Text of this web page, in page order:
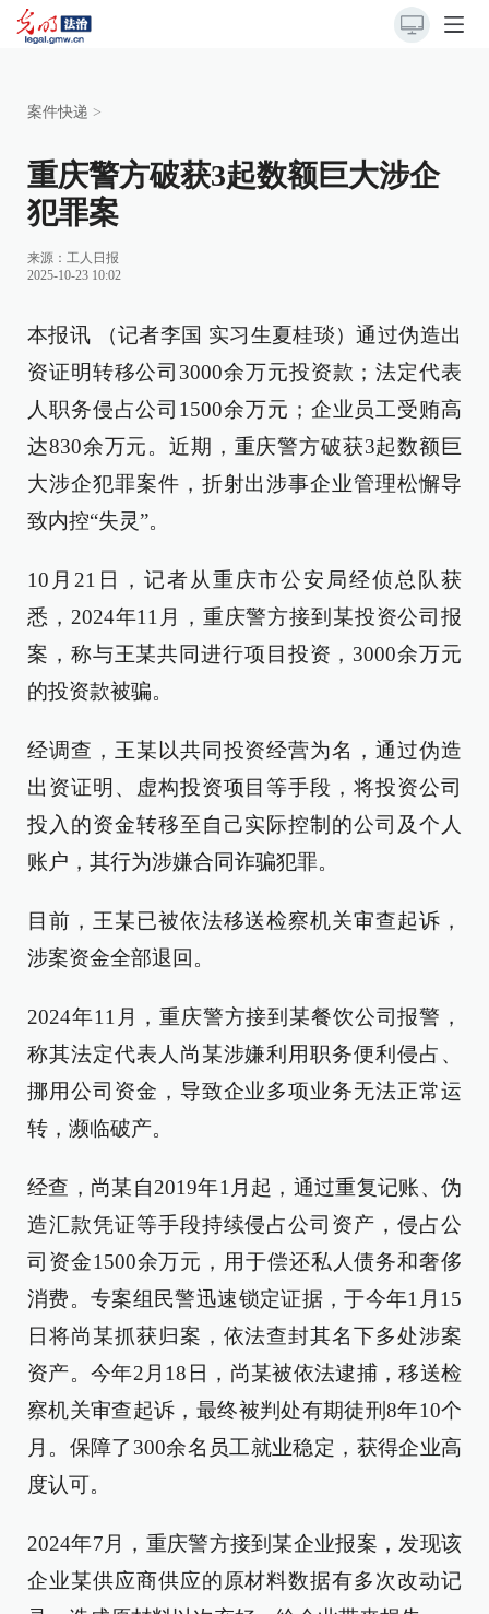
案件快递 >
重庆警方破获3起数额巨大涉企
犯罪案
来源： 工人日报
2025-10-23 10:02
本报讯 （记者李国 实习生夏桂琰）通过伪造出
资证明转移公司3000余万元投资款；法定代表
人职务侵占公司1500余万元；企业员工受贿高
达830余万元。近期，重庆警方破获3起数额巨
大涉企犯罪案件，折射出涉事企业管理松懈导
致内控“失灵”。
10月21日，记者从重庆市公安局经侦总队获
悉，2024年11月，重庆警方接到某投资公司报
案，称与王某共同进行项目投资，3000余万元
的投资款被骗。
经调查，王某以共同投资经营为名，通过伪造
出资证明、虚构投资项目等手段，将投资公司
投入的资金转移至自己实际控制的公司及个人
账户，其行为涉嫌合同诈骗犯罪。
目前，王某已被依法移送检察机关审查起诉，
涉案资金全部退回。
2024年11月，重庆警方接到某餐饮公司报警，
称其法定代表人尚某涉嫌利用职务便利侵占、
挪用公司资金，导致企业多项业务无法正常运
转，濒临破产。
经查，尚某自2019年1月起，通过重复记账、伪
造汇款凭证等手段持续侵占公司资产，侵占公
司资金1500余万元，用于偿还私人债务和奢侈
消费。专案组民警迅速锁定证据，于今年1月15
日将尚某抓获归案，依法查封其名下多处涉案
资产。今年2月18日，尚某被依法逮捕，移送检
察机关审查起诉，最终被判处有期徒刑8年10个
月。保障了300余名员工就业稳定，获得企业高
度认可。
2024年7月，重庆警方接到某企业报案，发现该
企业某供应商供应的原材料数据有多次改动记